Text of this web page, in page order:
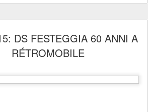
DS FESTEGGIA 60 ANNI A
RÉTROMOBILE